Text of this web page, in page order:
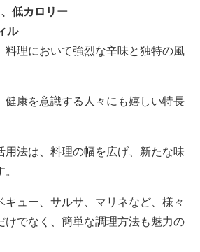
低カロリー
ル
料理において強烈な辛味と独特の風
健康を意識する人々にも嬉しい特長
用法は、料理の幅を広げ、新たな味
キュー、サルサ、マリネなど、様々
けでなく、簡単な調理方法も魅力の